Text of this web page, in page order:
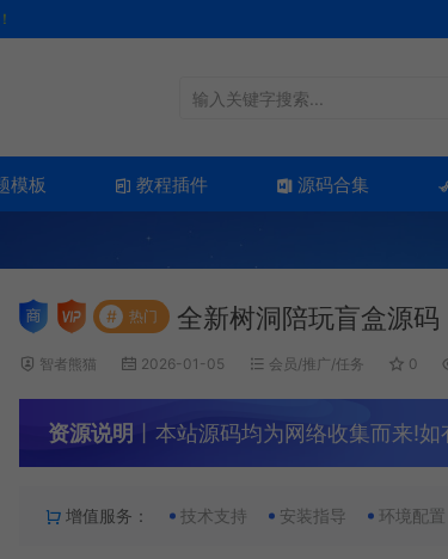
模板 教程插件 源码合集
# 热门 全新树洞陪玩盲盒源
智者熊猫 2026-01-05 会员/推广/任务 0
资源说明 丨本站源码均为网络收集而来!
增值服务： 技术支持 安装指导 环境配置